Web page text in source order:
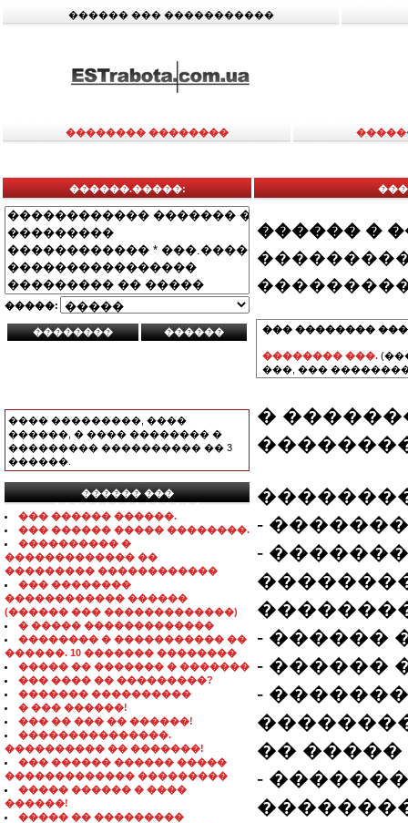
������ ��� �����������
�������� ��������
������.�����:
�����:
���� ���������, ����
������, � ���� �������� �
��������� ���������� �� 3
������.
������ ���
���������������
��� ������ ������.
��� ������ ����� ��������.
���������� �
������������� ��
��������� ������������
��� ��������
������������ ������
(������ ��� �������������)
� ����� �������������
�������� � ����������� ��
������. 10 ������� ��������
����� �� ������� � �������
��� ���� �� ���������?
������� ����������
� ��� ������!
��� �� ��� �� ������!
���������������.
���������� �� �������!
��� ������ ������ �����
������������� ���������
����� ������ � ����
������!
����� �� ���������
������ �
��� ��������
�������� ���.
���, ���
�
-
-
- ������
- ������
-
�� �����
-